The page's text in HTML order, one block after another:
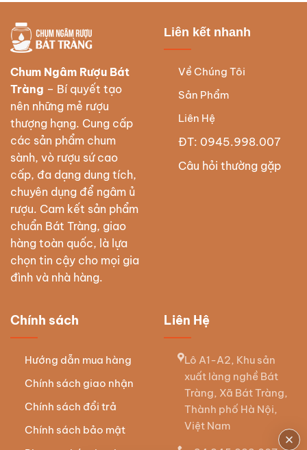
Chum Ngâm Rượu Bát
Tràng – Bí quyết tạo
nên những mẻ rượu
thượng hạng. Cung cấp
các sản phẩm chum
sành, vò rượu sứ cao
cấp, đa dạng dung tích,
chuyên dụng để ngâm ủ
rượu. Cam kết sản phẩm
chuẩn Bát Tràng, giao
hàng toàn quốc, là lựa
chọn tin cậy cho mọi gia
đình và nhà hàng.
Liên kết nhanh
Về Chúng Tôi
Sản Phẩm
Liên Hệ
ĐT: 0945.998.007
Câu hỏi thường gặp
Chính sách
Hướng dẫn mua hàng
Chính sách giao nhận
Chính sách đổi trả
Chính sách bảo mật
Liên Hệ
Lô A1-A2, Khu sản
xuất làng nghề Bát
Tràng, Xã Bát Tràng,
Thành phố Hà Nội,
Việt Nam